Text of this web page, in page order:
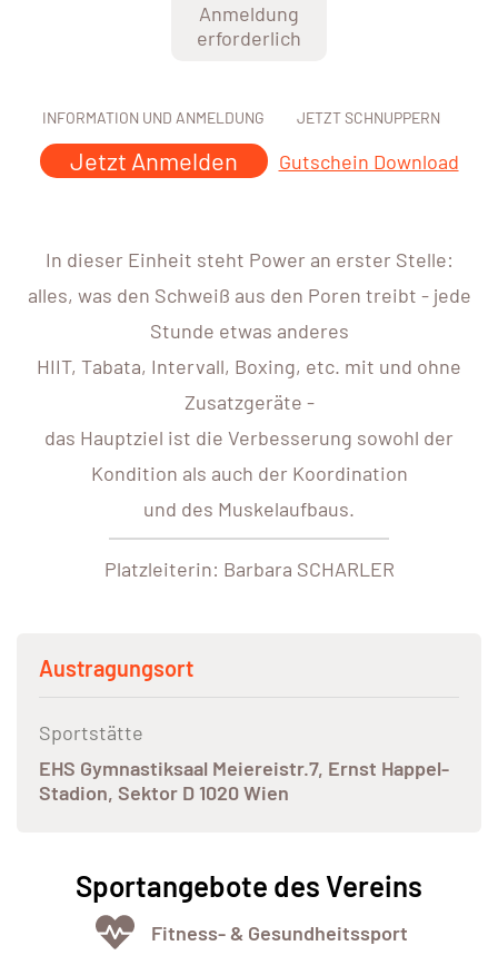
Anmeldung
erforderlich
INFORMATION UND ANMELDUNG
Jetzt Anmelden
JETZT SCHNUPPERN
Gutschein Download
In dieser Einheit steht Power an erster Stelle:
alles, was den Schweiß aus den Poren treibt - jede
Stunde etwas anderes
HIIT, Tabata, Intervall, Boxing, etc. mit und ohne
Zusatzgeräte -
das Hauptziel ist die Verbesserung sowohl der
Kondition als auch der Koordination
und des Muskelaufbaus.
Platzleiterin: Barbara SCHARLER
Austragungsort
Sportstätte
EHS Gymnastiksaal Meiereistr.7, Ernst Happel-
Stadion, Sektor D 1020 Wien
Sportangebote des Vereins
Fitness- & Gesundheitssport